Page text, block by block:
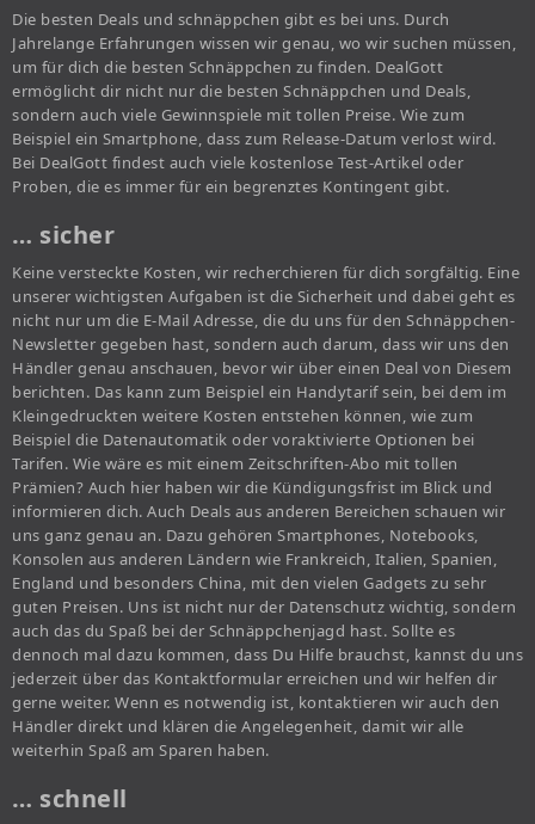
Die besten Deals und schnäppchen gibt es bei uns. Durch
Jahrelange Erfahrungen wissen wir genau, wo wir suchen müssen,
um für dich die besten Schnäppchen zu finden. DealGott
ermöglicht dir nicht nur die besten Schnäppchen und Deals,
sondern auch viele Gewinnspiele mit tollen Preise. Wie zum
Beispiel ein Smartphone, dass zum Release-Datum verlost wird.
Bei DealGott findest auch viele kostenlose Test-Artikel oder
Proben, die es immer für ein begrenztes Kontingent gibt.
… sicher
Keine versteckte Kosten, wir recherchieren für dich sorgfältig. Eine
unserer wichtigsten Aufgaben ist die Sicherheit und dabei geht es
nicht nur um die E-Mail Adresse, die du uns für den Schnäppchen-
Newsletter gegeben hast, sondern auch darum, dass wir uns den
Händler genau anschauen, bevor wir über einen Deal von Diesem
berichten. Das kann zum Beispiel ein Handytarif sein, bei dem im
Kleingedruckten weitere Kosten entstehen können, wie zum
Beispiel die Datenautomatik oder voraktivierte Optionen bei
Tarifen. Wie wäre es mit einem Zeitschriften-Abo mit tollen
Prämien? Auch hier haben wir die Kündigungsfrist im Blick und
informieren dich. Auch Deals aus anderen Bereichen schauen wir
uns ganz genau an. Dazu gehören Smartphones, Notebooks,
Konsolen aus anderen Ländern wie Frankreich, Italien, Spanien,
England und besonders China, mit den vielen Gadgets zu sehr
guten Preisen. Uns ist nicht nur der Datenschutz wichtig, sondern
auch das du Spaß bei der Schnäppchenjagd hast. Sollte es
dennoch mal dazu kommen, dass Du Hilfe brauchst, kannst du uns
jederzeit über das Kontaktformular erreichen und wir helfen dir
gerne weiter. Wenn es notwendig ist, kontaktieren wir auch den
Händler direkt und klären die Angelegenheit, damit wir alle
weiterhin Spaß am Sparen haben.
… schnell